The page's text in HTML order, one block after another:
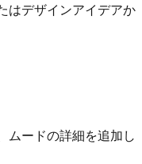
はデザインアイデアか
ムードの詳細を追加し